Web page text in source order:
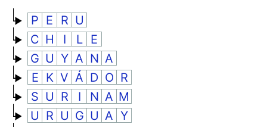
P E R U
C H I L
E
G U Y A N A
E K V Á D O R
S U R I N A M
U R U G U A Y